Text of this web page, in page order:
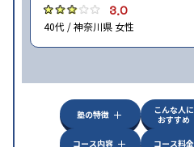
3.0
40代 / 神奈川県 女性
塾の特徴
こんな人に
おすすめ
コース内容
コース料金